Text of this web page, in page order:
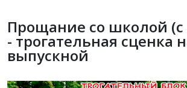
Прощание со школой
- трогательная сценка
выпускной